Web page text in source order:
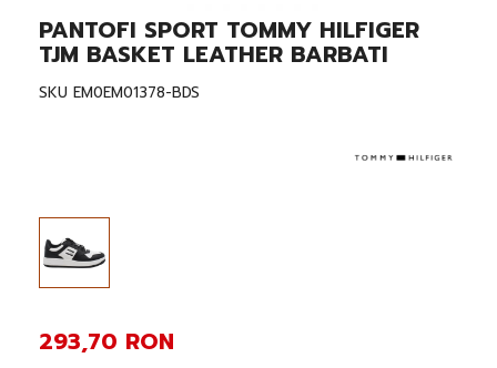
Skip
to
the
beginning
of
PANTOFI SPORT TOMMY HILFIGER
TJM BASKET LEATHER BARBATI
SKU EM0EM01378-BDS
293,70 RON